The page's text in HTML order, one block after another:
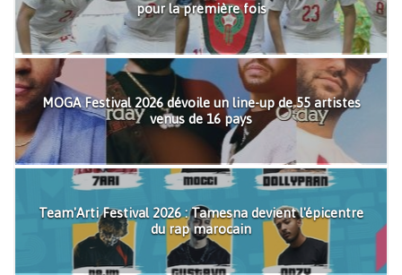
pour la première fois
MOGA Festival 2026 dévoile un line-up de 55 artistes
venus de 16 pays
Team'Arti Festival 2026 : Tamesna devient l'épicentre
du rap marocain